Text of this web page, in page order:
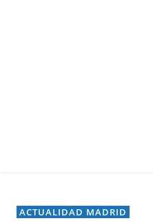
ACTUALIDAD MADRID